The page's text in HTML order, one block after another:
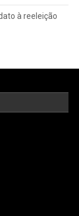
à reeleição